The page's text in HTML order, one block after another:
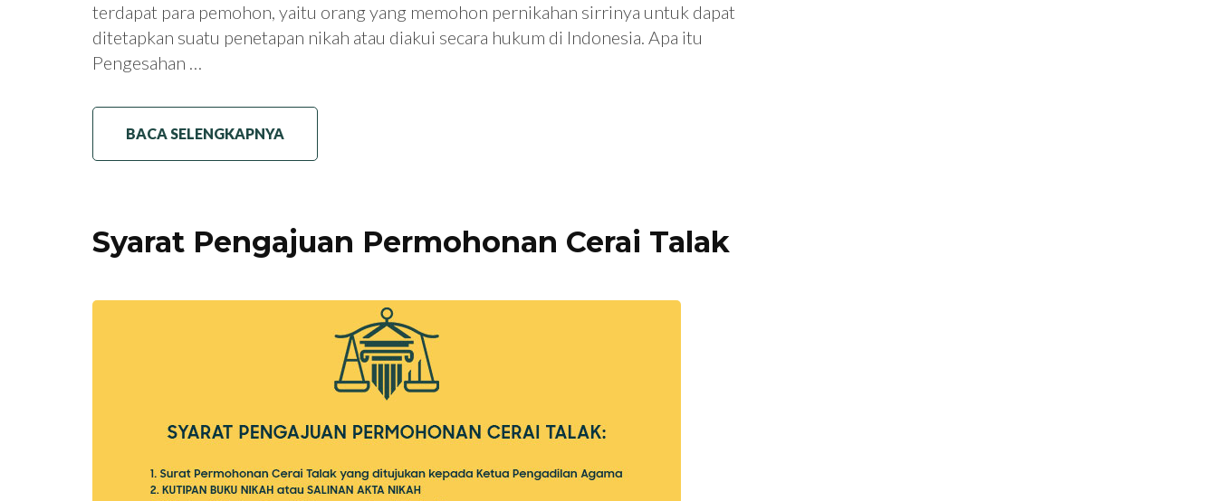
terdapat para pemohon, yaitu orang yang memohon pernikahan sirrinya untuk dapat
ditetapkan suatu penetapan nikah atau diakui secara hukum di Indonesia. Apa itu
Pengesahan …
BACA SELENGKAPNYA
Syarat Pengajuan Permohonan Cerai Talak